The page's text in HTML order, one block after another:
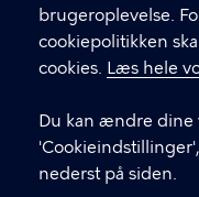
brugeroplevelse.
cookiepolitikken
cookies. Læs hele
Du kan ændre dine
nederst på siden.
GENVEJE
Digital Post
Databeskyttelse